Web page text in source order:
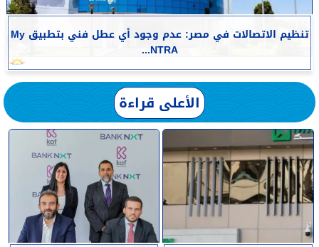
تنظيم الاتصالات في مصر: عدم وجود أي عطل فني بتطبيق My
NTRA...
الأعلى قراءة